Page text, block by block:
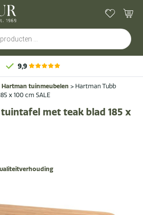
9,9
Hartman tuinmeubelen > Hartman Tubb
x 100 cm SALE
met teak blad 185 x